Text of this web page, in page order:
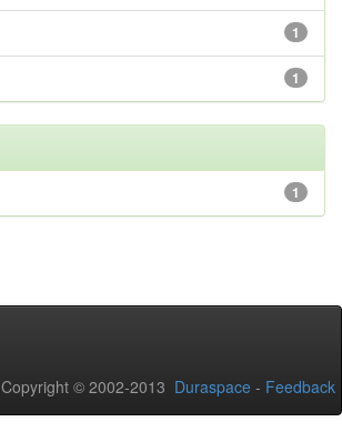
1
1
1
Copyright © 2002-2013 Duraspace - Feedback